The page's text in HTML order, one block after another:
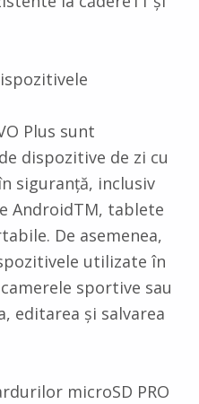
Plus sunt
dispozitive de zi cu
siguranță, inclusiv
AndroidTM, tablete
De asemenea,
utilizate în
sportive sau
editarea și salvarea
microSD PRO